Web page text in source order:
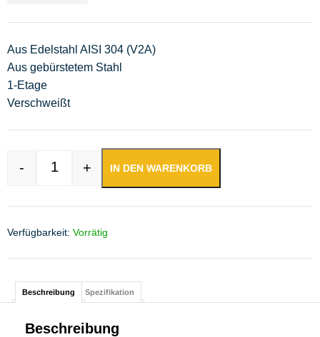
Aus Edelstahl AISI 304 (V2A)
Aus gebürstetem Stahl
1-Etage
Verschweißt
Edelstahl Aufsatzboard 1-Etage | Bautiefe 300 mm |
- + IN DEN WARENKORB
Verfügbarkeit: Vorrätig
Beschreibung Spezifikation
Beschreibung